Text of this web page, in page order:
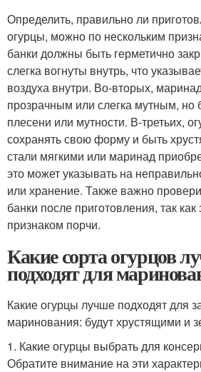
Определить, правильно ли
огурцы, можно по нескольким
банки должны быть герметично
слегка вогнуты внутрь, что
воздуха внутри. Во-вторых,
прозрачным или слегка мутным, но
плесени или мутности. В-третьих,
сохранять свою форму и быть
стали мягкими или маринад
это может указывать на
или хранение. Также важно
банки после приготовления, так
признаком порчи.
Какие сорта огурцов
подходят для
Какие огурцы лучше подходят для
маринования: будут хрустящими и
1. Какие огурцы выбрать для
Обратите внимание на эти